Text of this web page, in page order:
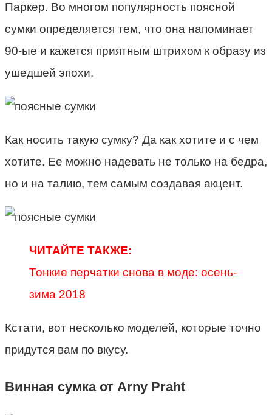
Паркер. Во многом популярность поясной
сумки определяется тем, что она напоминает
90-ые и кажется приятным штрихом к образу из
ушедшей эпохи.
Как носить такую сумку? Да как хотите и с чем
хотите. Ее можно надевать не только на бедра,
но и на талию, тем самым создавая акцент.
ЧИТАЙТЕ ТАКЖЕ:
Тонкие перчатки снова в моде: осень-
зима 2018
Кстати, вот несколько моделей, которые точно
придутся вам по вкусу.
Винная сумка от Arny Praht